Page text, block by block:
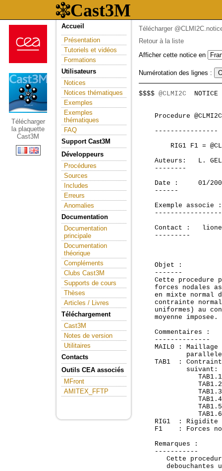
Télécharger
la plaquette
Cast3M
Accueil
Présentation
Tutoriels et vidéos
Formations
Utilisateurs
Notices
Notices thématiques
Exemples
Exemples
thématiques
FAQ
Support Cast3M
Développeurs
Procédures
Sources
Includes
Erreurs
Anomalies
Documentation
Documentation
principale
Documentation
théorique
Compléments
Clubs Cast3M
Supports de cours
Thèses
Articles / Livres
Téléchargement
Cast3M
Notes de version
Utilitaires
Contacts
Outils CEA associés
MFront
AMITEX_FFTP
Télécharger
Retour à la liste
Afficher cette notice en
Numérotation des lignes :
$$$$ @CLMI2C
Procedure
    ----------------
RIG1 F1 =
Auteurs:   L.
    --------
Date :     01/
    ------
Exemple associe
    -----------------
Contact :
    ---------
    Objet :
    -------
Cette procedure
forces nodales
en mixte normal
contrainte
uniformes) au
    moyenne imposee.
    Commentaires :
    --------------
MAIL0 : Maillage
TAB1  :
RIG1  : Rigidite
F1    :
    Remarques :
    -----------
Cette
debouchantes